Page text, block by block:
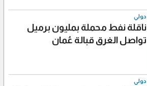
دولي
ناقلة نفط محملة بمليون برميل
تواصل الغرق قبالة عُمان
دولي